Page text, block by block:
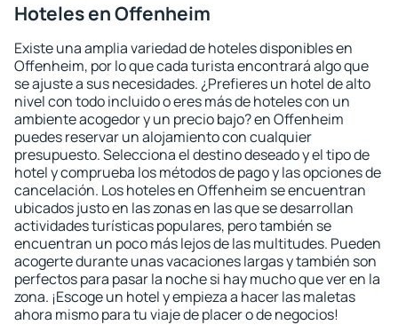
Hoteles en Offenheim
Existe una amplia variedad de hoteles disponibles en
Offenheim, por lo que cada turista encontrará algo que
se ajuste a sus necesidades. ¿Prefieres un hotel de alto
nivel con todo incluido o eres más de hoteles con un
ambiente acogedor y un precio bajo? en Offenheim
puedes reservar un alojamiento con cualquier
presupuesto. Selecciona el destino deseado y el tipo de
hotel y comprueba los métodos de pago y las opciones de
cancelación. Los hoteles en Offenheim se encuentran
ubicados justo en las zonas en las que se desarrollan
actividades turísticas populares, pero también se
encuentran un poco más lejos de las multitudes. Pueden
acogerte durante unas vacaciones largas y también son
perfectos para pasar la noche si hay mucho que ver en la
zona. ¡Escoge un hotel y empieza a hacer las maletas
ahora mismo para tu viaje de placer o de negocios!